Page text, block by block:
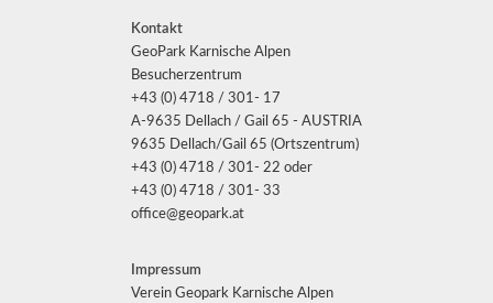
Kontakt
GeoPark Karnische Alpen
Besucherzentrum
+43 (0) 4718 / 301- 17
A-9635 Dellach / Gail 65 - AUSTRIA
9635 Dellach/Gail 65 (Ortszentrum)
+43 (0) 4718 / 301- 22 oder
+43 (0) 4718 / 301- 33
office@geopark.at
Impressum
Verein Geopark Karnische Alpen